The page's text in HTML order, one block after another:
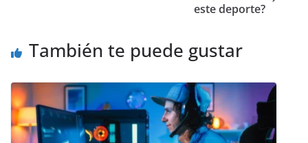
este deporte?
También te puede gustar